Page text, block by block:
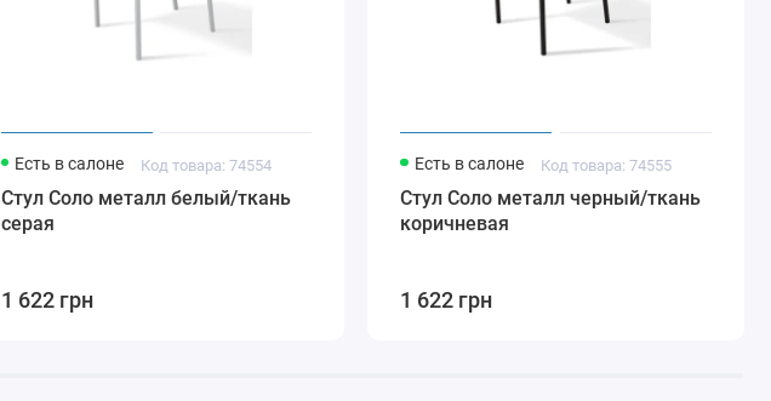
Есть в салоне Код товара: 74554
Стул Соло металл белый/ткань
серая
1 622 грн
Есть в салоне Код товара: 74555
Стул Соло металл черный/ткань
коричневая
1 622 грн